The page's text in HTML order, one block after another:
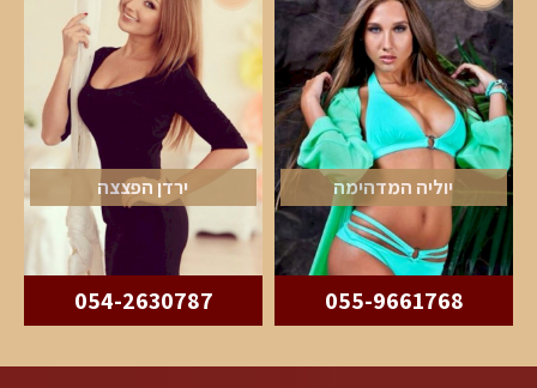
יוליה המדהימה
055-9661768
ירדן הפצצה
054-2630787